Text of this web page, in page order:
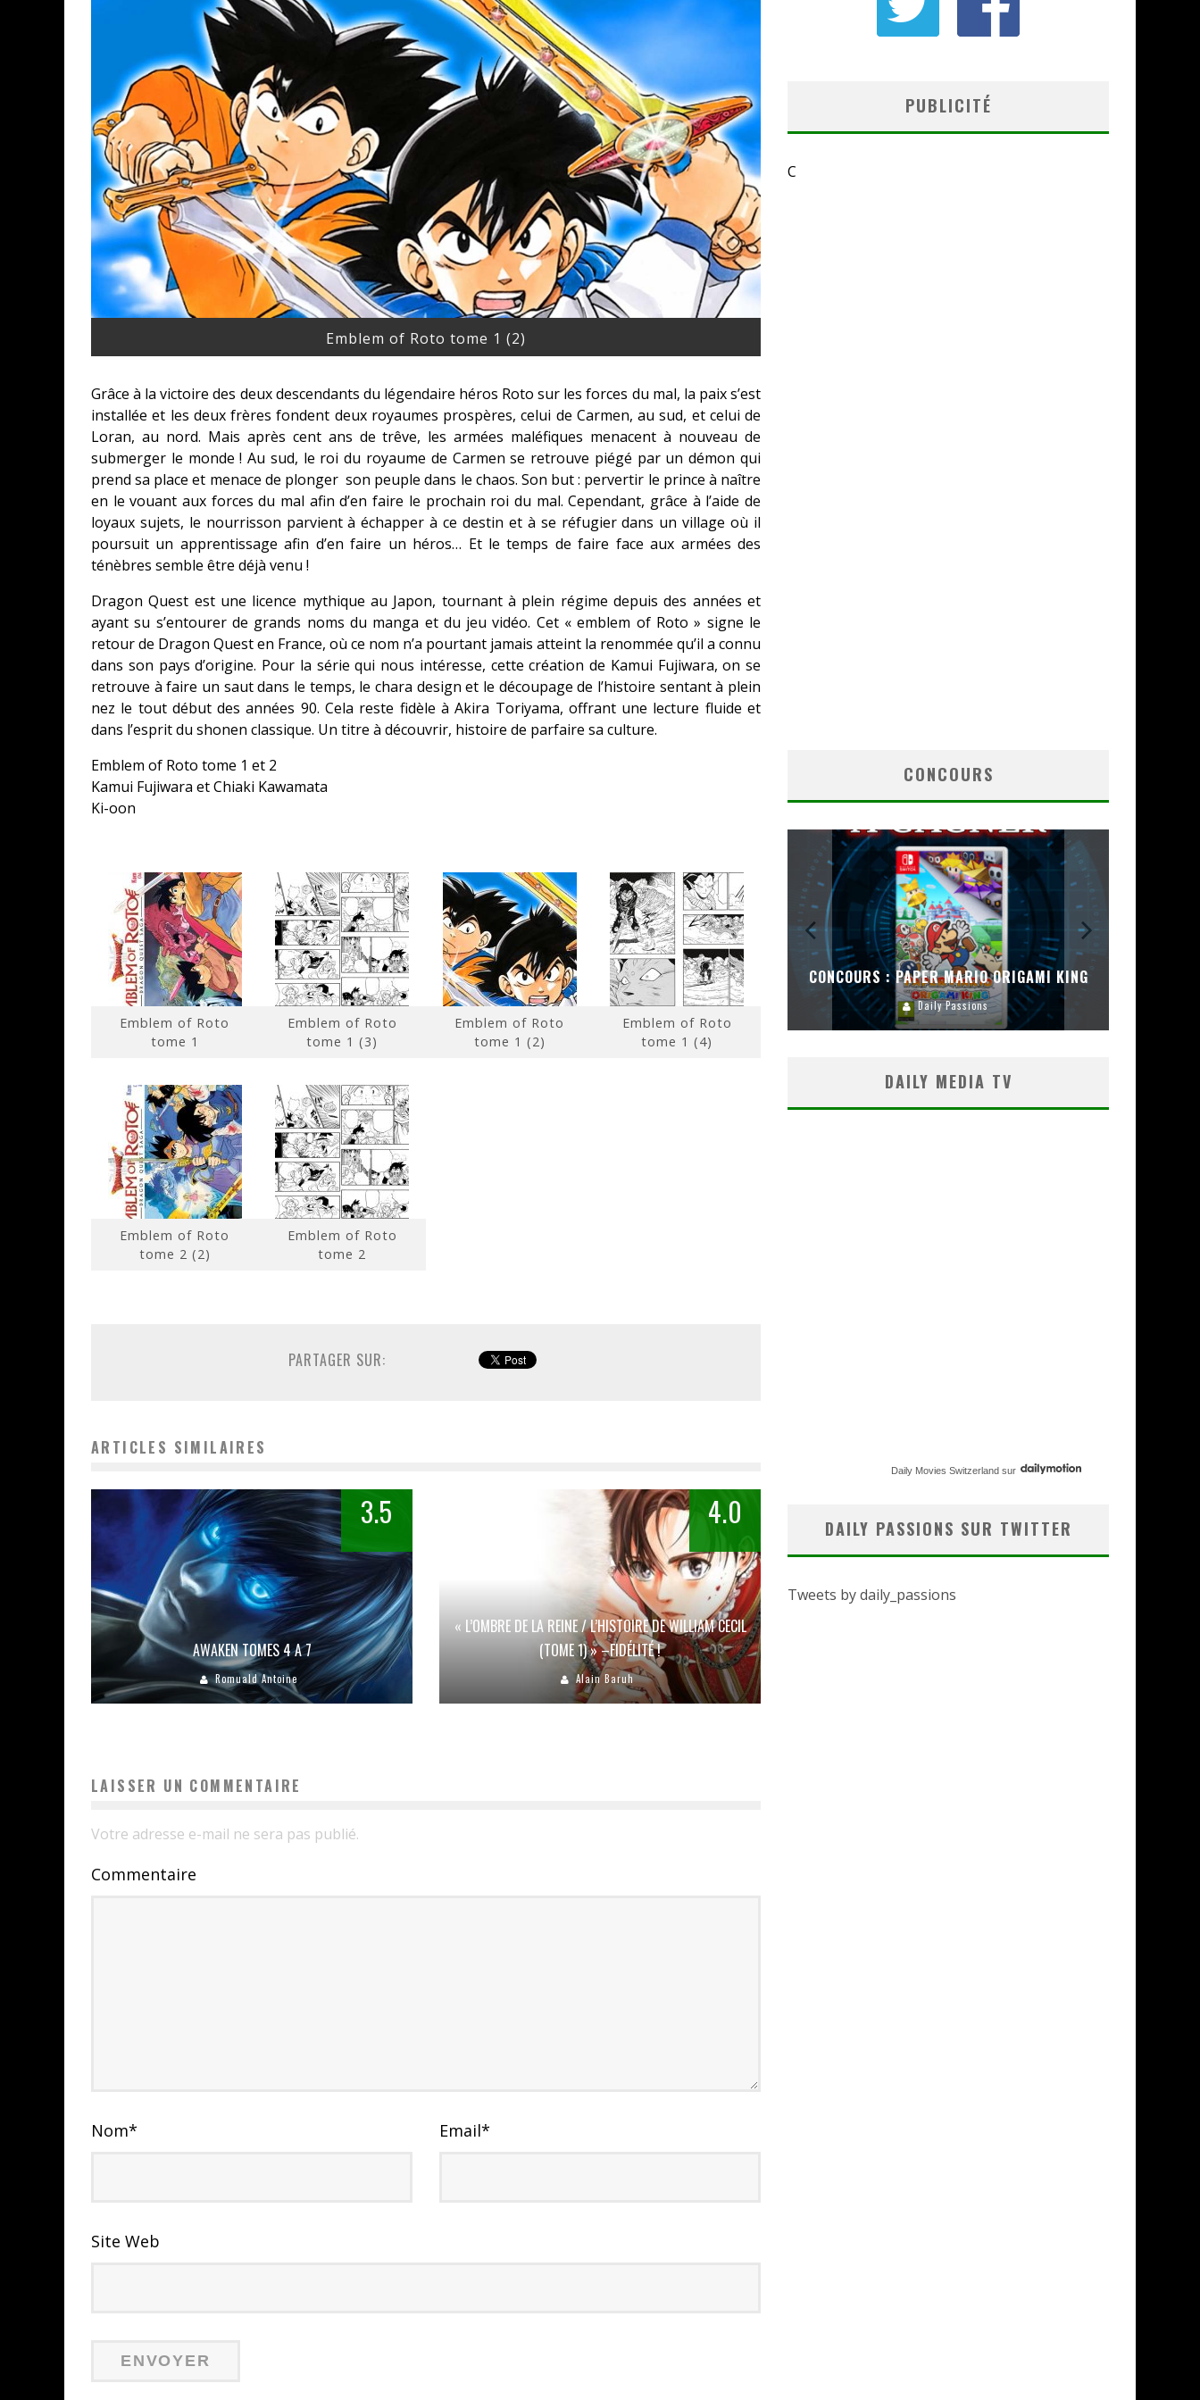
Emblem of Roto tome 1 (2)
Grâce à la victoire des deux descendants du légendaire héros Roto sur les forces du mal, la paix s’est
installée et les deux frères fondent deux royaumes prospères, celui de Carmen, au sud, et celui de
Loran, au nord. Mais après cent ans de trêve, les armées maléfiques menacent à nouveau de
submerger le monde ! Au sud, le roi du royaume de Carmen se retrouve piégé par un démon qui
prend sa place et menace de plonger son peuple dans le chaos. Son but : pervertir le prince à naître
en le vouant aux forces du mal afin d’en faire le prochain roi du mal. Cependant, grâce à l’aide de
loyaux sujets, le nourrisson parvient à échapper à ce destin et à se réfugier dans un village où il
poursuit un apprentissage afin d’en faire un héros… Et le temps de faire face aux armées des
ténèbres semble être déjà venu !
Dragon Quest est une licence mythique au Japon, tournant à plein régime depuis des années et
ayant su s’entourer de grands noms du manga et du jeu vidéo. Cet « emblem of Roto » signe le
retour de Dragon Quest en France, où ce nom n’a pourtant jamais atteint la renommée qu’il a connu
dans son pays d’origine. Pour la série qui nous intéresse, cette création de Kamui Fujiwara, on se
retrouve à faire un saut dans le temps, le chara design et le découpage de l’histoire sentant à plein
nez le tout début des années 90. Cela reste fidèle à Akira Toriyama, offrant une lecture fluide et
dans l’esprit du shonen classique. Un titre à découvrir, histoire de parfaire sa culture.
Emblem of Roto tome 1 et 2
Kamui Fujiwara et Chiaki Kawamata
Ki-oon
Emblem of Roto
tome 1
Emblem of Roto
tome 1 (3)
Emblem of Roto
tome 1 (2)
Emblem of Roto
tome 1 (4)
Emblem of Roto
tome 2 (2)
Emblem of Roto
tome 2
PARTAGER SUR:
ARTICLES SIMILAIRES
3.5
AWAKEN TOMES 4 A 7
Romuald Antoine
4.0
« L’OMBRE DE LA REINE / L’HISTOIRE DE WILLIAM CECIL
(TOME 1) » –FIDÉLITÉ !
Alain Baruh
LAISSER UN COMMENTAIRE
Votre adresse e-mail ne sera pas publié.
Commentaire
Nom* Email*
Site Web
PUBLICITÉ
C
CONCOURS
CONCOURS : CALENDRIER DE L’AVENT – UNE
COPIE DU JEU « GRID, ULTIMATE EDITION »
SUR XBOX ONE OU PS4
Daily Passions
CONCOURS : PAPER MARIO ORIGAMI KING
Daily Passions
DAILY MEDIA TV
Daily Movies Switzerland sur
DAILY PASSIONS SUR TWITTER
Tweets by daily_passions